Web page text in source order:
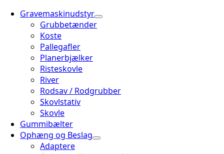
Gravemaskinudstyr
Grubbetænder
Koste
Pallegafler
Planerbjælker
Risteskovle
River
Rodsav / Rodgrubber
Skovlstativ
Skovle
Gummibælter
Ophæng og Beslag
Adaptere